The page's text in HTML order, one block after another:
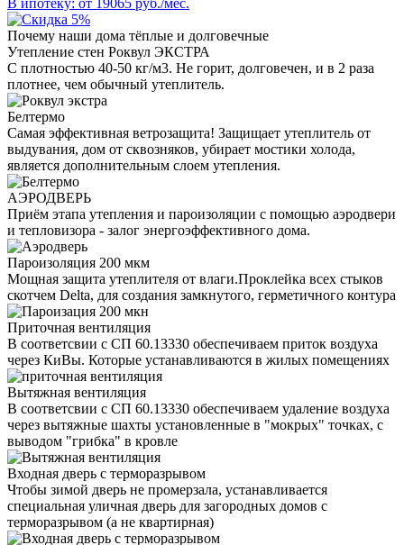
Почему наши дома тёплые и долговечные
Утепление стен Роквул ЭКСТРА
С плотностью 40-50 кг/м3. Не горит, долговечен, и в 2 раза
плотнее, чем обычный утеплитель.
Белтермо
Самая эффективная ветрозащита! Защищает утеплитель от
выдувания, дом от сквозняков, убирает мостики холода,
является дополнительным слоем утепления.
АЭРОДВЕРЬ
Приём этапа утепления и пароизоляции с помощью аэродвери
и тепловизора - залог энергоэффективного дома.
Пароизоляция 200 мкм
Мощная защита утеплителя от влаги.Проклейка всех стыков
скотчем Delta, для создания замкнутого, герметичного контура
Приточная вентиляция
В соответсвии с СП 60.13330 обеспечиваем приток воздуха
через КиВы. Которые устанавливаются в жилых помещениях
Вытяжная вентиляция
В соответсвии с СП 60.13330 обеспечиваем удаление воздуха
через вытяжные шахты установленные в "мокрых" точках, с
выводом "грибка" в кровле
Входная дверь с терморазрывом
Чтобы зимой дверь не промерзала, устанавливается
специальная уличная дверь для загородных домов с
терморазрывом (а не квартирная)